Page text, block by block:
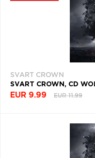
SVART CROWN
SVART CROWN, CD
EUR 9.99 EUR 11.99